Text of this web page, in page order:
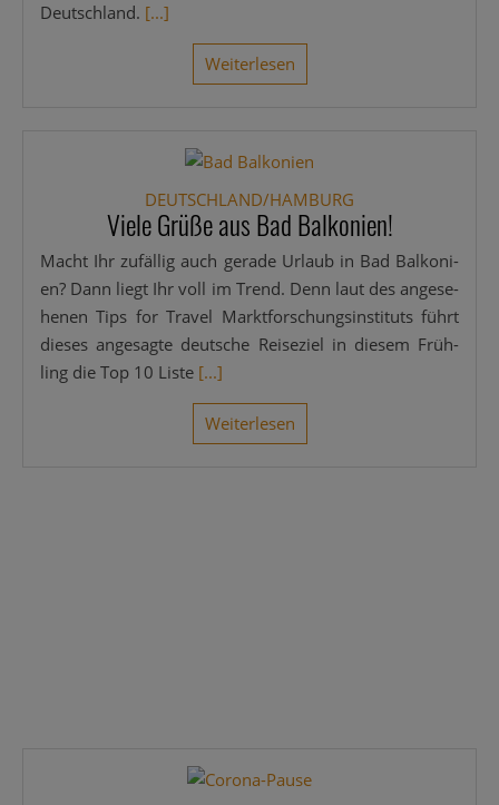
Deutsch­land. [...]
Wei­ter­le­sen
DEUTSCHLAND/HAMBURG
Viele Grüße aus Bad Balkonien!
Macht Ihr zufäl­lig auch gera­de Urlaub in Bad Bal­ko­ni­
en? Dann liegt Ihr voll im Trend. Denn laut des ange­se­
he­nen Tips for Tra­vel Markt­for­schungs­in­sti­tuts führt
die­ses ange­sag­te deut­sche Rei­se­ziel in die­sem Früh­
ling die Top 10 Lis­te [...]
Wei­ter­le­sen